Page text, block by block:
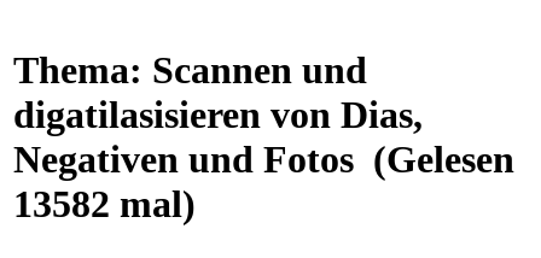
Thema: Scannen und
digatilasisieren von Dias,
Negativen und Fotos (Gelesen
13582 mal)